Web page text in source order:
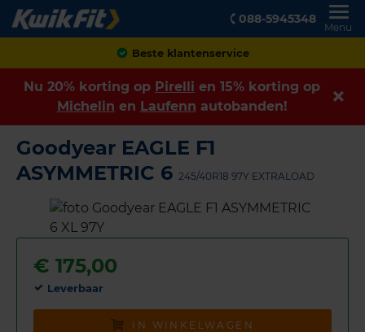
088-5945348
Menu
Achteraf betalen
Nu 20% korting op Pirelli en 15% korting op
Michelin en Laufenn autobanden!
Goodyear EAGLE F1
ASYMMETRIC 6 245/40R18 97Y EXTRALOAD
€ 175,00
Leverbaar
IN WINKELWAGEN